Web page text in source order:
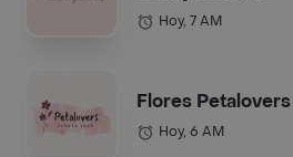
Anchetas Bogotá
Hoy, 7 AM
Flores Petalovers
Hoy, 6 AM